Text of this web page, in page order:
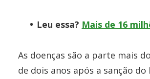
Leu essa? Mais de 16
As doenças são a parte mais
de dois anos após a sanção